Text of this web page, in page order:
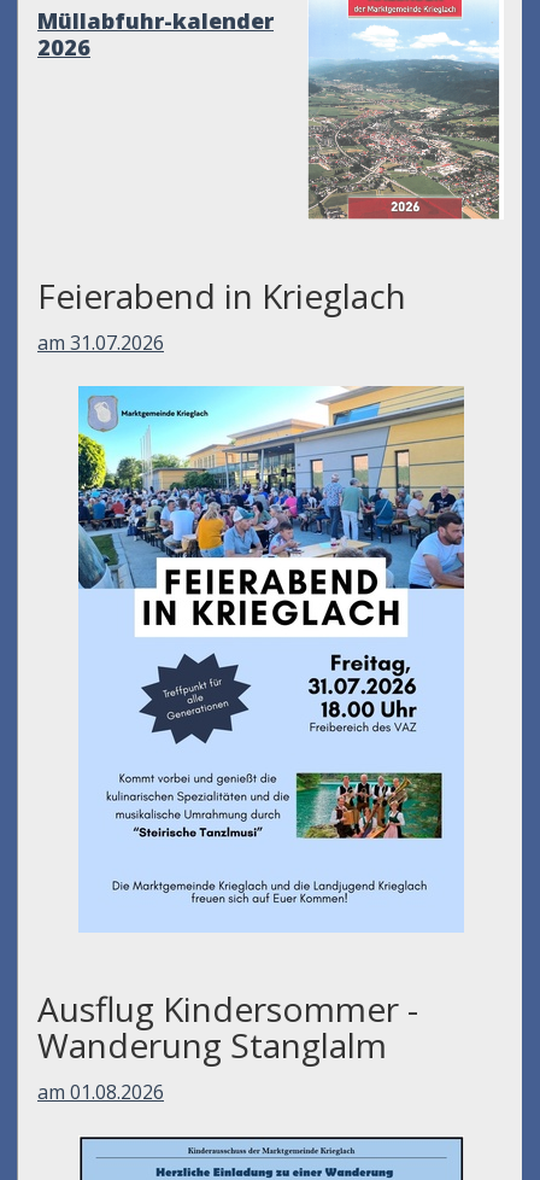
Müllabfuhr-kalender
2026
Feierabend in Krieglach
am 31.07.2026
Ausflug Kindersommer -
Wanderung Stanglalm
am 01.08.2026